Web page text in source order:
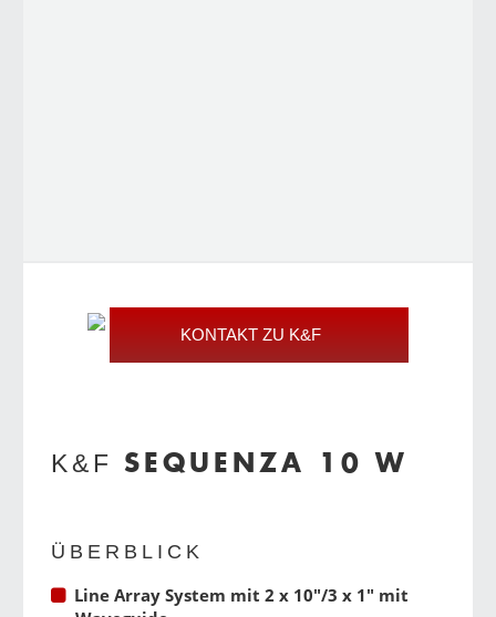
KONTAKT ZU K&F
K&F SEQUENZA 10 W
ÜBERBLICK
Line Array System mit 2 x 10″/3 x 1″ mit